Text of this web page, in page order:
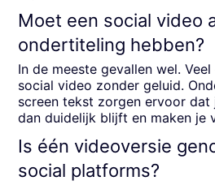
Moet een social video
ondertiteling hebben?
In de meeste gevallen wel.
social video zonder geluid.
screen tekst zorgen ervoor
dan duidelijk blijft en maken je
Is één videoversie
social platforms?